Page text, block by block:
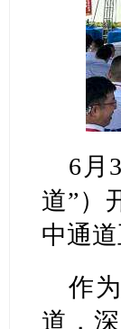
6月
道”）
中通
作
道，